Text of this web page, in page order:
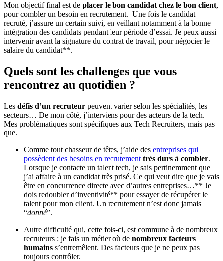
Mon objectif final est de placer le bon candidat chez le bon client,
pour combler un besoin en recrutement. Une fois le candidat
recruté, j’assure un certain suivi, en veillant notamment à la bonne
intégration des candidats pendant leur période d’essai. Je peux aussi
intervenir avant la signature du contrat de travail, pour négocier le
salaire du candidat**.
Quels sont les challenges que vous
rencontrez au quotidien ?
Les défis d’un recruteur peuvent varier selon les spécialités, les
secteurs… De mon côté, j’interviens pour des acteurs de la tech.
Mes problématiques sont spécifiques aux Tech Recruiters, mais pas
que.
Comme tout chasseur de têtes, j’aide des entreprises qui
possèdent des besoins en recrutement très durs à combler.
Lorsque je contacte un talent tech, je sais pertinemment que
j’ai affaire à un candidat très prisé. Ce qui veut dire que je vais
être en concurrence directe avec d’autres entreprises…** Je
dois redoubler d’inventivité** pour essayer de récupérer le
talent pour mon client. Un recrutement n’est donc jamais
“donné”.
Autre difficulté qui, cette fois-ci, est commune à de nombreux
recruteurs : je fais un métier où de nombreux facteurs
humains s’entremêlent. Des facteurs que je ne peux pas
toujours contrôler.